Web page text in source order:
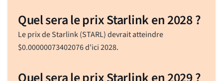
Quel sera le prix Starlink en 2028 ?
Le prix de Starlink (STARL) devrait atteindre
$0.00000073402076d'ici 2028.